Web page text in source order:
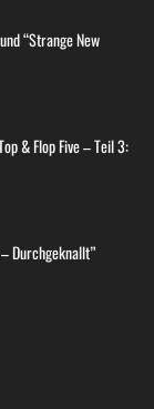
“Strange New
& Flop Five – Teil 3:
– Durchgeknallt”